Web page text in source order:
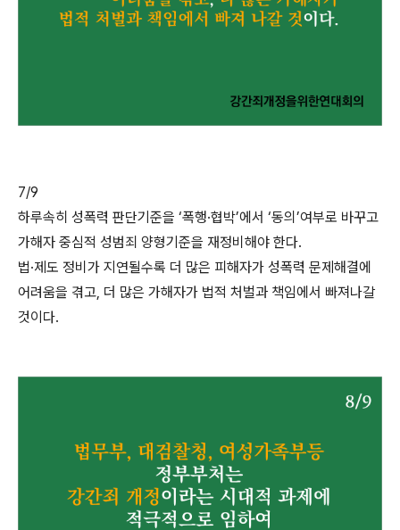
7/9
하루속히 성폭력 판단기준을 ‘폭행·협박’에서 ‘동의’여부로 바꾸고
가해자 중심적 성범죄 양형기준을 재정비해야 한다.
법·제도 정비가 지연될수록 더 많은 피해자가 성폭력 문제해결에
어려움을 겪고, 더 많은 가해자가 법적 처벌과 책임에서 빠져나갈
것이다.